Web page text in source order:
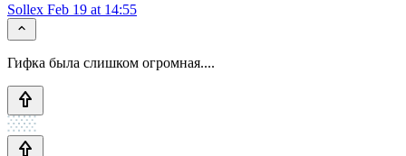
Sollex Feb 19 at 14:55
Гифка была слишком огромная....